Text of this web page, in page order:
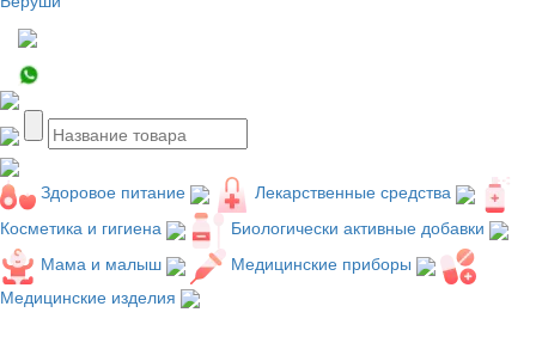
Здоровое питание
Лекарственные средства
Косметика и гигиена
Биологически активные добавки
Мама и малыш
Медицинские приборы
Медицинские изделия